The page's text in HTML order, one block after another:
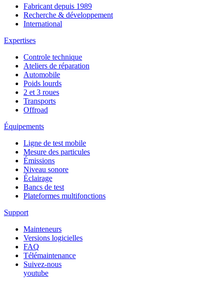
Fabricant depuis 1989
Recherche & développement
International
Expertises
Controle technique
Ateliers de réparation
Automobile
Poids lourds
2 et 3 roues
Transports
Offroad
Équipements
Ligne de test mobile
Mesure des particules
Émissions
Niveau sonore
Éclairage
Bancs de test
Plateformes multifonctions
Support
Mainteneurs
Versions logicielles
FAQ
Télémaintenance
Suivez-nous
youtube